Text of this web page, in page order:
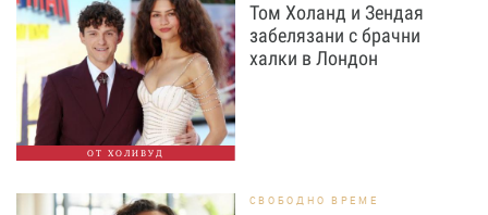
ОТ ХОЛИВУД
Том Холанд и Зендая
забелязани с брачни
халки в Лондон
СВОБОДНО ВРЕМЕ